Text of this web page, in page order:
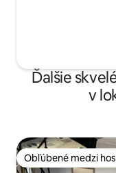
Ďalšie
v
Obľúbené medzi
Obľúbené medzi